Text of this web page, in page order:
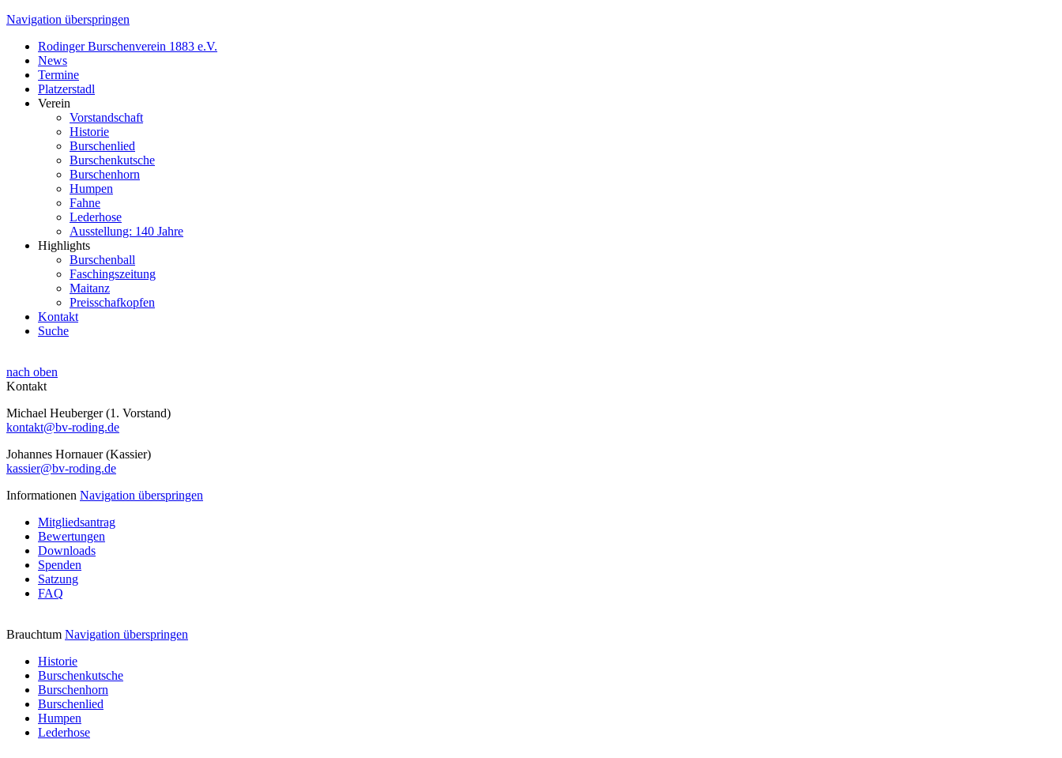
Navigation überspringen
Rodinger Burschenverein 1883 e.V.
News
Termine
Platzerstadl
Verein
Vorstandschaft
Historie
Burschenlied
Burschenkutsche
Burschenhorn
Humpen
Fahne
Lederhose
Ausstellung: 140 Jahre
Highlights
Burschenball
Faschingszeitung
Maitanz
Preisschafkopfen
Kontakt
Suche
nach oben
Kontakt
Michael Heuberger (1. Vorstand)
kontakt@bv-roding.de
Johannes Hornauer (Kassier)
kassier@bv-roding.de
Informationen Navigation überspringen
Mitgliedsantrag
Bewertungen
Downloads
Spenden
Satzung
FAQ
Brauchtum Navigation überspringen
Historie
Burschenkutsche
Burschenhorn
Burschenlied
Humpen
Lederhose